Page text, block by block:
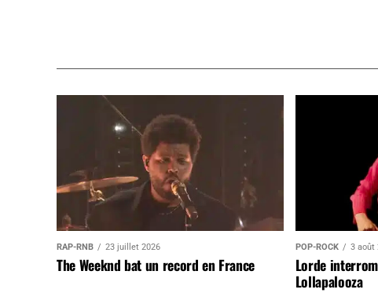
RAP-RNB 23 juillet 2026
The Weeknd bat un record en France
POP-ROCK 3 août
Lorde
Lollapalooza